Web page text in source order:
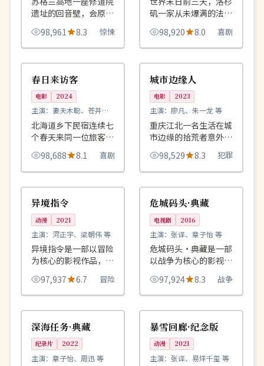
遗址的回音壁，会原样
反射 60 年前说过的
话，唯一前提是说话者
必须已经死去。
98,961 8.3 惊悚
矶一家从未爆满的法餐
厅迎来排队三个街区的
食客，4K 修复重映加
入新结局。
98,920 8.0 喜剧
日本
99:27
春日来访客
电影 2024
主演： 妻夫木聪、苍井优
等
北海道乡下民宿连续七
个春天来同一位旅客，
他每年只问三个问题然
后默默离开。
98,688 8.1 喜剧
中国
99:02
城市边缘人
电影 2023
主演： 廖凡、朱一龙 等
重庆江北一名生活在城
市边缘的拾荒者意外捡
到一只装满现金的旅行
箱，从此开始被三拨人
同时追赶。
98,529 8.3 犯罪
英国
连载中 99:37
异境指令
动漫 2021
主演： 河正宇、梁朝伟 等
异境指令是一部以冒险
为核心的影视作品，围
绕危机、反转与人物成
长展开，整体节奏紧
凑，值得推荐观看。
97,937 6.7 冒险
美国
完结 99:18
危城码头·典藏
电视剧 2016
主演： 张译、章子怡 等
危城码头·典藏是一部
以战争为核心的影视作
品，围绕危机、反转与
人物成长展开，整体节
奏紧凑，值得推荐观
看。
97,924 8.3 战争
日本
99:00
深海任务·典藏
纪录片 2022
主演： 章子怡、周迅 等
日本
99:28
暴雪回廊·纪念版
动漫 2021
主演： 张译、易烊千玺 等